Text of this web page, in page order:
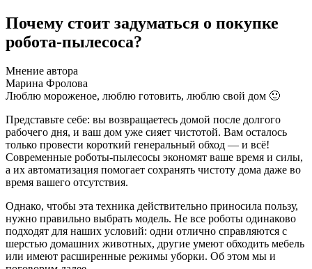
Почему стоит задуматься о покупке
робота-пылесоса?
Мнение автора
Марина Фролова
Люблю мороженое, люблю готовить, люблю свой дом 🙂
Представьте себе: вы возвращаетесь домой после долгого
рабочего дня, и ваш дом уже сияет чистотой. Вам осталось
только провести короткий генеральный обход — и всё!
Современные роботы-пылесосы экономят ваше время и силы,
а их автоматизация помогает сохранять чистоту дома даже во
время вашего отсутствия.
Однако, чтобы эта техника действительно приносила пользу,
нужно правильно выбрать модель. Не все роботы одинаково
подходят для наших условий: одни отлично справляются с
шерстью домашних животных, другие умеют обходить мебель
или имеют расширенные режимы уборки. Об этом мы и